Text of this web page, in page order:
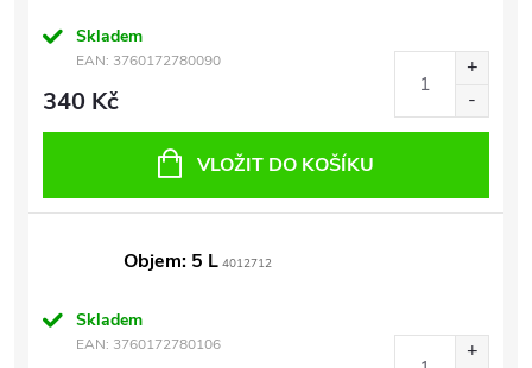
Skladem
EAN: 3760172780090
340 Kč
VLOŽIT DO KOŠÍKU
Objem: 5 L 4012712
Skladem
EAN: 3760172780106